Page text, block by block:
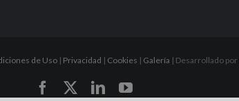
de Uso| Privacidad | Cookies | Galería | Desarrollado por
FacebookLinkedInYouTube